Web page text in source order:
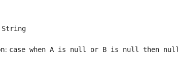
String
case when A is null or B is null then